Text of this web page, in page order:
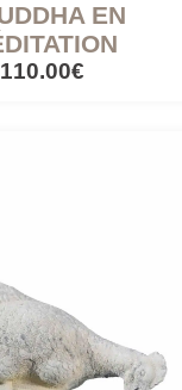
EN
110.00€